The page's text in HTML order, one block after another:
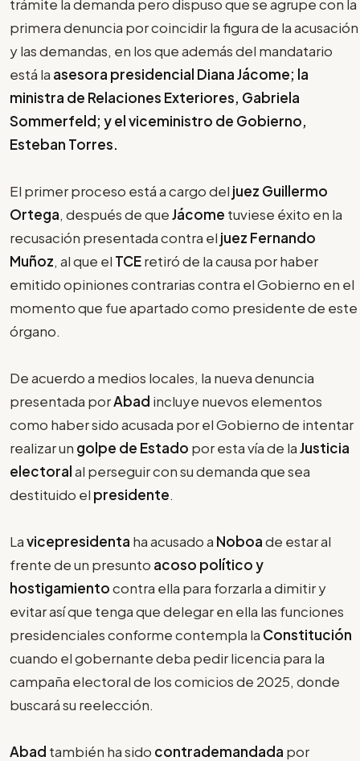
trámite la demanda pero dispuso que se agrupe con la
primera denuncia por coincidir la figura de la acusación
y las demandas, en los que además del mandatario
está la asesora presidencial Diana Jácome; la
ministra de Relaciones Exteriores, Gabriela
Sommerfeld; y el viceministro de Gobierno,
Esteban Torres.
El primer proceso está a cargo del juez Guillermo
Ortega, después de queJácome tuviese éxito en la
recusación presentada contra el juez Fernando
Muñoz, al que el TCEretiró de la causa por haber
emitido opiniones contrarias contra el Gobierno en el
momento que fue apartado como presidente de este
órgano.
De acuerdo a medios locales, la nueva denuncia
presentada porAbad incluye nuevos elementos
como haber sido acusada por el Gobierno de intentar
realizar un golpe de Estado por esta vía de laJusticia
electoralal perseguir con su demanda que sea
destituido el presidente.
Lavicepresidenta ha acusado a Noboade estar al
frente de un presunto acoso político y
hostigamientocontra ella para forzarla a dimitir y
evitar así que tenga que delegar en ella las funciones
presidenciales conforme contempla la Constitución
cuando el gobernante deba pedir licencia para la
campaña electoral de los comicios de 2025, donde
buscará su reelección.
Abad también ha sido contrademandada por